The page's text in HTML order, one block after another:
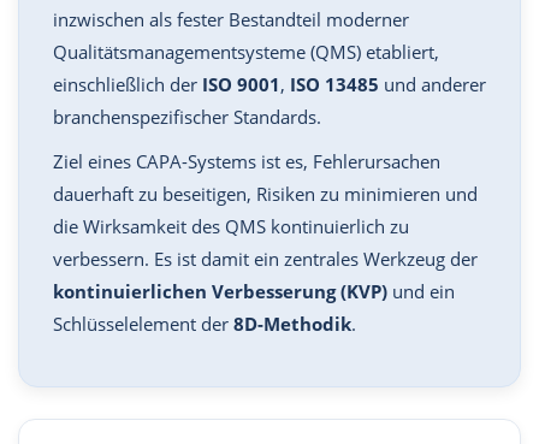
inzwischen als fester Bestandteil moderner
Qualitätsmanagementsysteme (QMS) etabliert,
einschließlich der ISO 9001, ISO 13485 und anderer
branchenspezifischer Standards.
Ziel eines CAPA-Systems ist es, Fehlerursachen
dauerhaft zu beseitigen, Risiken zu minimieren und
die Wirksamkeit des QMS kontinuierlich zu
verbessern. Es ist damit ein zentrales Werkzeug der
kontinuierlichen Verbesserung (KVP) und ein
Schlüsselelement der 8D-Methodik.